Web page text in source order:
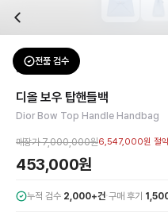
배송은 얼마나 걸리나요?
검수는 어떻게 진행되나요? 검수 사진
전문 스태프가 실물 상품을 직접 확인
교환이나 반품이 가능한가요?
수령 후 7일 이내 신청하시면 상품 하
쿠폰과 적립금을 함께 사용할 수 있나요?
네, 쿠폰과 적립금을 결제 시 함께 사
브랜드:
성별:여성
색상:스카이블루
가격:453,000원
디올 보우 탑 핸들 백은 디올의 우아한
디올 보우 탑핸들백 을 DUELLO
전품 검수
Dior 핸드백
디올 보우 탑핸들백
Dior Bow Top Handle Handbag
매장가7,000,000원6,547,000원 절
453,000원
누적 검수 2,000+건·구매 후기